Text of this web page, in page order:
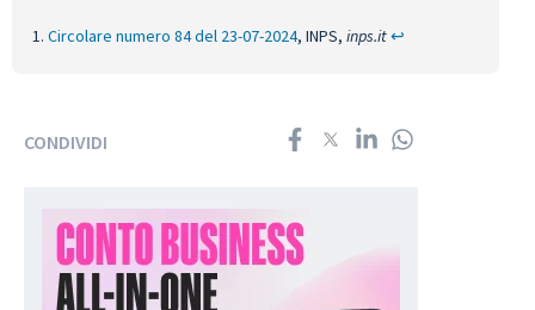
Circolare numero 84 del 23-07-2024, INPS, inps.it↩︎
CONDIVIDI